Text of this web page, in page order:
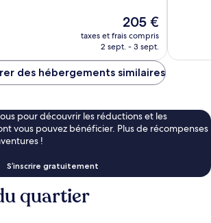
Le
nouveau
prix
de
205 €
taxes et frais compris
2 sept. - 3 sept.
des hébergements similaires
pour découvrir les réductions et les
vous pouvez bénéficier. Plus de récompenses
!
S’inscrire gratuitement
quartier